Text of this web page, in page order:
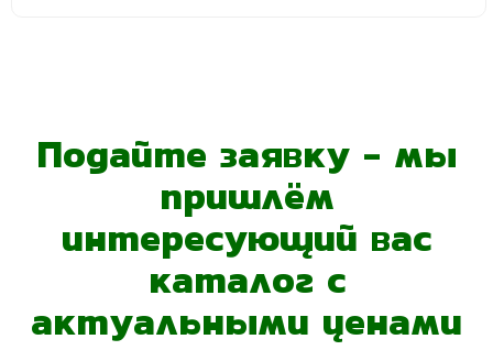
Подайте заявку - мы
пришлём
интересующий вас
каталог с
актуальными ценами